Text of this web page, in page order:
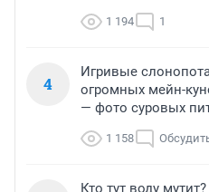
1 194 1
4
Игривые
огромных мейн-
— фото суровых
1 158
Кто тут воду